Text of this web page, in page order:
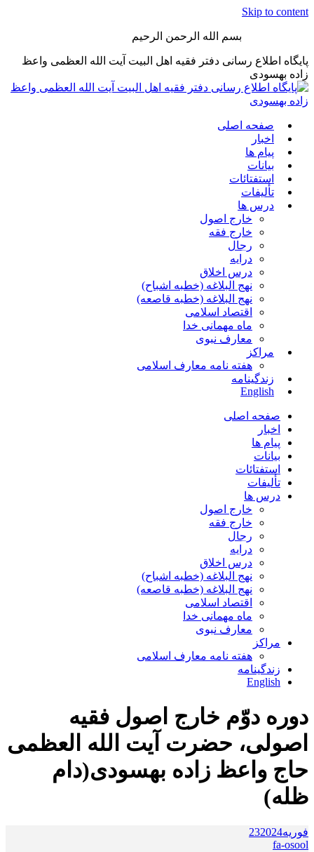
Skip to content
بسم الله الرحمن الرحیم
پایگاه اطلاع رسانی دفتر فقیه اهل البیت آیت الله العظمی واعظ
زاده بهسودی
صفحه اصلی
اخبار
پیام ها
بیانات
استفتائات
تألیفات
درس ها
خارج اصول
خارج فقه
رجال
درایه
درس اخلاق
نهج البلاغه (خطبه اشباح)
نهج البلاغه (خطبه قاصعه)
اقتصاد اسلامی
ماه مهمانی خدا
معارف نبوی
مراکز
هفته نامه معارف اسلامی
زندگینامه
English
صفحه اصلی
اخبار
پیام ها
بیانات
استفتائات
تألیفات
درس ها
خارج اصول
خارج فقه
رجال
درایه
درس اخلاق
نهج البلاغه (خطبه اشباح)
نهج البلاغه (خطبه قاصعه)
اقتصاد اسلامی
ماه مهمانی خدا
معارف نبوی
مراکز
هفته نامه معارف اسلامی
زندگینامه
English
دوره دوّم خارج اصول فقیه
اصولی، حضرت آیت الله العظمی
حاج واعظ زاده بهسودی(دام
ظله)
فوریه 232024
fa-osool